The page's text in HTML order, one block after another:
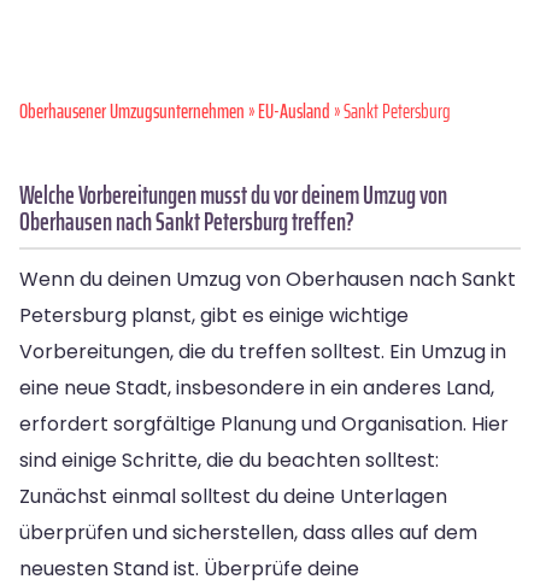
Oberhausener Umzugsunternehmen»EU-Ausland» Sankt Petersburg
Welche Vorbereitungen musst du vor deinem Umzug von
Oberhausen nach Sankt Petersburg treffen?
Wenn du deinen Umzug von Oberhausen nach Sankt
Petersburg planst, gibt es einige wichtige
Vorbereitungen, die du treffen solltest. Ein Umzug in
eine neue Stadt, insbesondere in ein anderes Land,
erfordert sorgfältige Planung und Organisation. Hier
sind einige Schritte, die du beachten solltest:
Zunächst einmal solltest du deine Unterlagen
überprüfen und sicherstellen, dass alles auf dem
neuesten Stand ist. Überprüfe deine